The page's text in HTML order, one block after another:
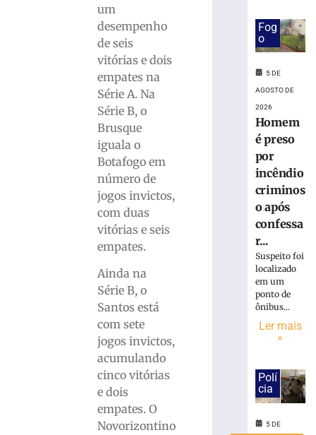
um
desempenho
de seis
vitórias e dois
empates na
Série A. Na
Série B, o
Brusque
iguala o
Botafogo em
número de
jogos invictos,
com duas
vitórias e seis
empates.
Ainda na
Série B, o
Santos está
com sete
jogos invictos,
acumulando
cinco vitórias
e dois
empates. O
Novorizontino
Volta
Ciclística
Cidade
Brusque
distribuirá
Fog
o
5 DE
AGOSTO DE
2026
Homem
é preso
por
incêndio
criminos
o após
confessa
r...
Suspeito foi
localizado
em um
ponto de
ônibus...
Ler mais
»
Polí
cia
5 DE